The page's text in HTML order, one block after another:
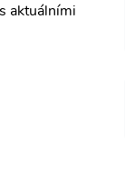
aktuálními